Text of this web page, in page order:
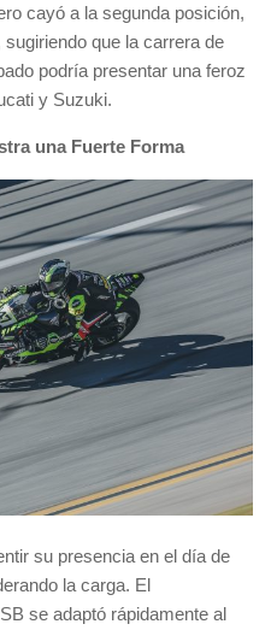
cayó a la segunda posición,
que la carrera de
podría presentar una feroz
y Suzuki.
una Fuerte Forma
su presencia en el día de
la carga. El
se adaptó rápidamente al